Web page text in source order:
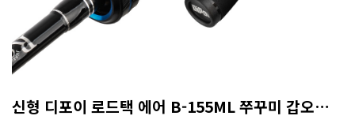
신형 디포이 로드택 에어 B-155ML 쭈꾸미 갑오징어 8:2 액션 (A/S 50% 보증카드)